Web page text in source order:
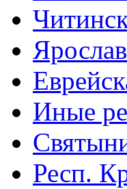
Иные
Респ.